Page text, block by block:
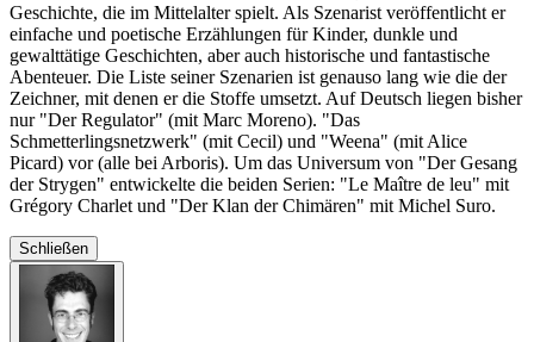
Geschichte, die im Mittelalter spielt. Als Szenarist veröffentlicht er
einfache und poetische Erzählungen für Kinder, dunkle und
gewalttätige Geschichten, aber auch historische und fantastische
Abenteuer. Die Liste seiner Szenarien ist genauso lang wie die der
Zeichner, mit denen er die Stoffe umsetzt. Auf Deutsch liegen bisher
nur "Der Regulator" (mit Marc Moreno). "Das
Schmetterlingsnetzwerk" (mit Cecil) und "Weena" (mit Alice
Picard) vor (alle bei Arboris). Um das Universum von "Der Gesang
der Strygen" entwickelte die beiden Serien: "Le Maître de leu" mit
Grégory Charlet und "Der Klan der Chimären" mit Michel Suro.
Schließen